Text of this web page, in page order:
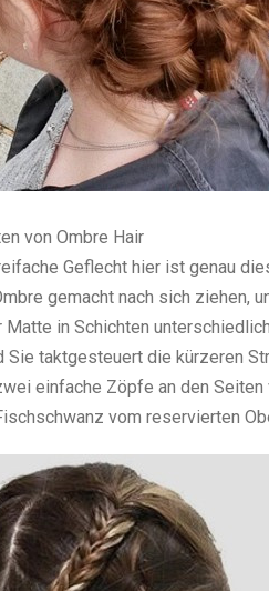
von Ombre Hair
Geflecht hier ist genau
gemacht nach sich ziehen,
in Schichten
Sie taktgesteuert die kürzeren
einfache Zöpfe an den
vom reservierten